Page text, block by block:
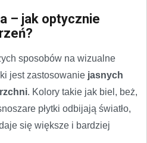
– jak optycznie
sposobów na wizualne
jest zastosowanie jasnych
. Kolory takie jak biel, beż,
płytki odbijają światło,
się większe i bardziej